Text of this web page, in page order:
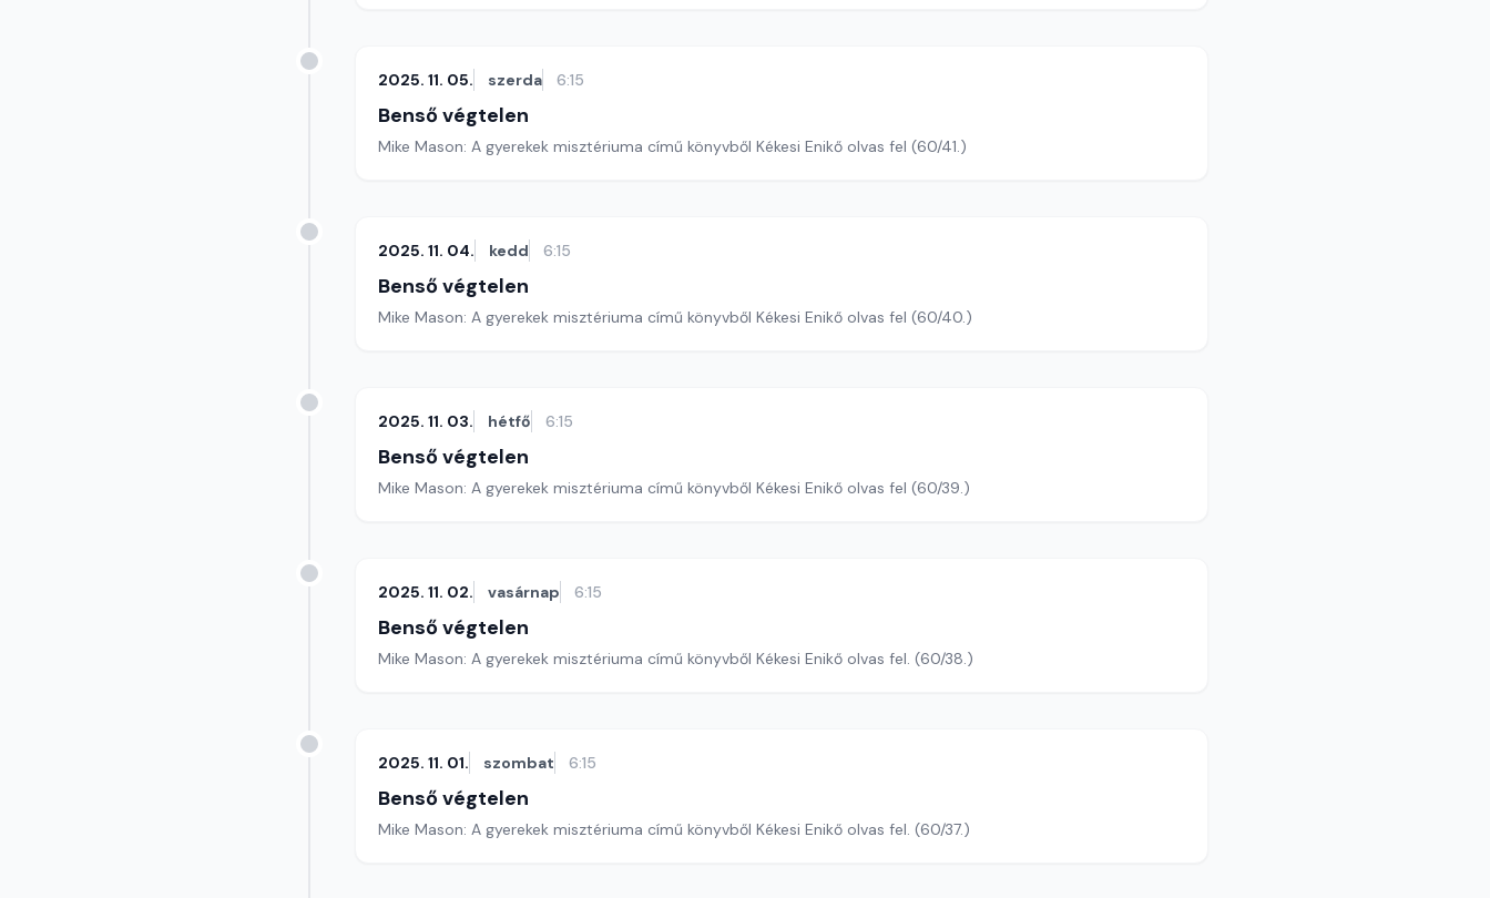
2025. 11. 05. szerda 6:15
Benső végtelen
Mike Mason: A gyerekek misztériuma című könyvből Kékesi Enikő olvas fel (60/41.)
2025. 11. 04. kedd 6:15
Benső végtelen
Mike Mason: A gyerekek misztériuma című könyvből Kékesi Enikő olvas fel (60/40.)
2025. 11. 03. hétfő 6:15
Benső végtelen
Mike Mason: A gyerekek misztériuma című könyvből Kékesi Enikő olvas fel (60/39.)
2025. 11. 02. vasárnap 6:15
Benső végtelen
Mike Mason: A gyerekek misztériuma című könyvből Kékesi Enikő olvas fel. (60/38.)
2025. 11. 01. szombat 6:15
Benső végtelen
Mike Mason: A gyerekek misztériuma című könyvből Kékesi Enikő olvas fel. (60/37.)